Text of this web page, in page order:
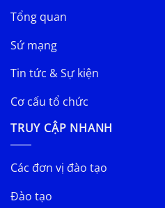
Tổng quan
Sứ mạng
Tin tức & Sự kiện
Cơ cấu tổ chức
TRUY CẬP NHANH
Các đơn vị đào tạo
Đào tạo